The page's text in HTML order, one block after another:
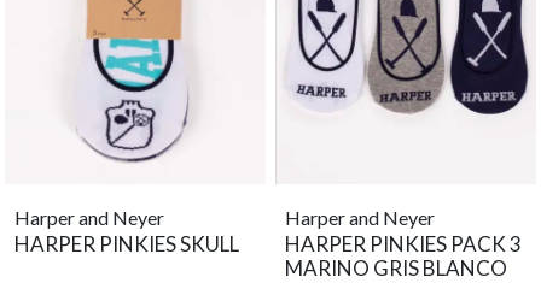
Harper and Neyer
HARPER PINKIES SKULL
Harper and Neyer
HARPER PINKIES PACK 3
MARINO GRIS BLANCO